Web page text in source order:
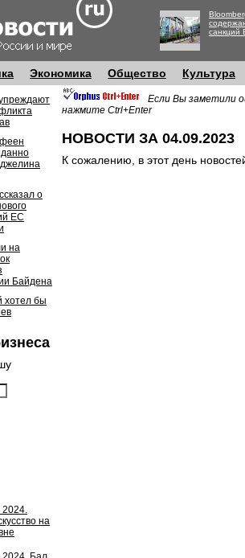
санкций
Экономика Общество Культура
о
ЕС
на
Байдена
хотел бы
2024.
на
Если Вы заметили
нажмите Ctrl+Enter
НОВОСТИ ЗА 04.09.2023
К сожалению, в этот день